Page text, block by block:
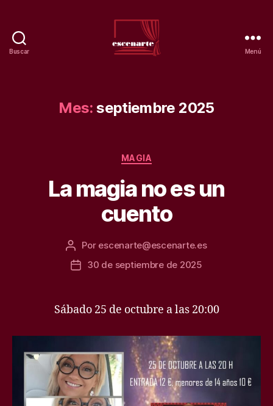
Buscar
de
artes.
Menú
Mes: septiembre 2025
Categorías
MAGIA
La magia no es un
cuento
Autor
de
la
Por escenarte@escenarte.es
Fecha
entrada
30 de septiembre de 2025
Sábado 25 de octubre a las 20:00